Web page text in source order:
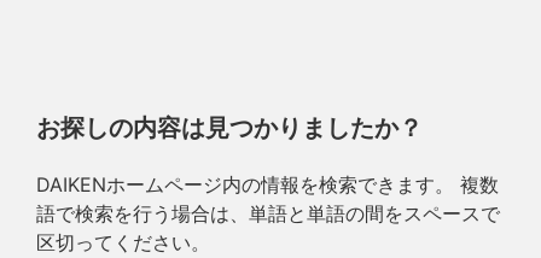
お探しの内容は見つかりましたか？
DAIKENホームページ内の情報を検索できます。 複数
語で検索を行う場合は、単語と単語の間をスペースで
区切ってください。